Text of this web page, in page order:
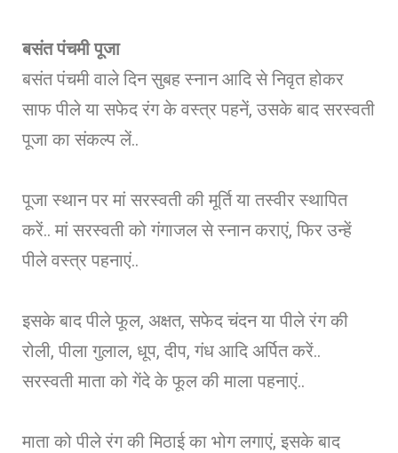
बसंत पंचमी पूजा
बसंत पंचमी वाले दिन सुबह स्नान आदि से निवृत होकर
साफ पीले या सफेद रंग के वस्त्र पहनें, उसके बाद सरस्वती
पूजा का संकल्प लें..
पूजा स्थान पर मां सरस्वती की मूर्ति या तस्वीर स्थापित
करें.. मां सरस्वती को गंगाजल से स्नान कराएं, फिर उन्हें
पीले वस्त्र पहनाएं..
इसके बाद पीले फूल, अक्षत, सफेद चंदन या पीले रंग की
रोली, पीला गुलाल, धूप, दीप, गंध आदि अर्पित करें..
सरस्वती माता को गेंदे के फूल की माला पहनाएं..
माता को पीले रंग की मिठाई का भोग लगाएं, इसके बाद